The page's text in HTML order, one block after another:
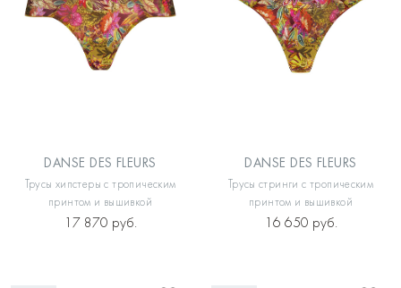
DANSE DES FLEURS
Трусы хипстеры с тропическим
принтом и вышивкой
17 870 руб.
DANSE DES FLEURS
Трусы стринги с тропическим
принтом и вышивкой
16 650 руб.